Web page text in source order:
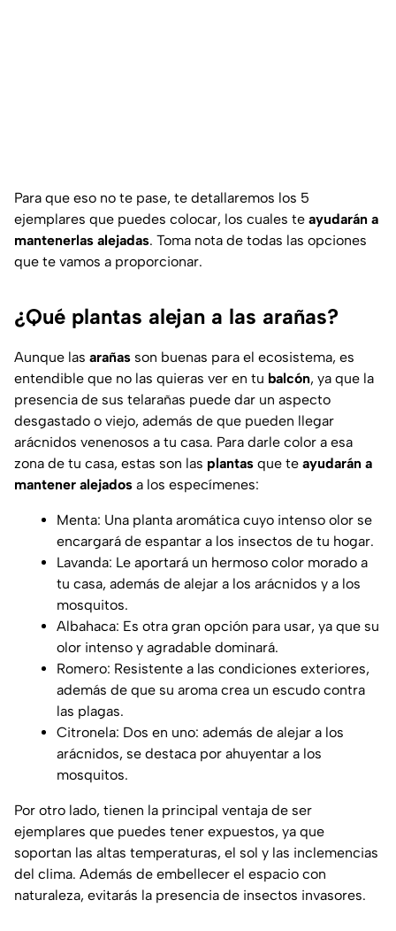
Para que eso no te pase, te detallaremos los 5
ejemplares que puedes colocar, los cuales te ayudarán a
mantenerlas alejadas. Toma nota de todas las opciones
que te vamos a proporcionar.
¿Qué plantas alejan a las arañas?
Aunque las arañas son buenas para el ecosistema, es
entendible que no las quieras ver en tu balcón, ya que la
presencia de sus telarañas puede dar un aspecto
desgastado o viejo, además de que pueden llegar
arácnidos venenosos a tu casa. Para darle color a esa
zona de tu casa, estas son las plantas que te ayudarán a
mantener alejados a los especímenes:
Menta: Una planta aromática cuyo intenso olor se
encargará de espantar a los insectos de tu hogar.
Lavanda: Le aportará un hermoso color morado a
tu casa, además de alejar a los arácnidos y a los
mosquitos.
Albahaca: Es otra gran opción para usar, ya que su
olor intenso y agradable dominará.
Romero: Resistente a las condiciones exteriores,
además de que su aroma crea un escudo contra
las plagas.
Citronela: Dos en uno: además de alejar a los
arácnidos, se destaca por ahuyentar a los
mosquitos.
Por otro lado, tienen la principal ventaja de ser
ejemplares que puedes tener expuestos, ya que
soportan las altas temperaturas, el sol y las inclemencias
del clima. Además de embellecer el espacio con
naturaleza, evitarás la presencia de insectos invasores.